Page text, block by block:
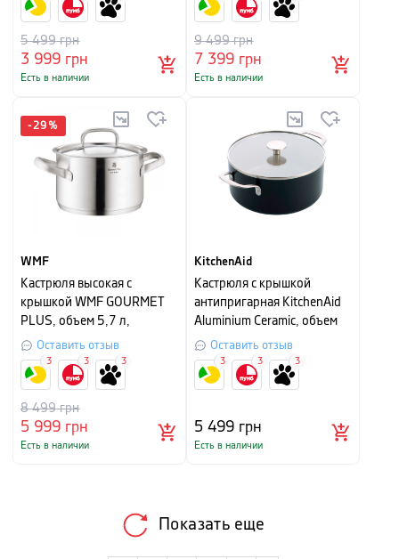
3 999 грн
5 499грн
Есть в наличии
7 399 грн
9 499грн
Есть в наличии
-29 %
WMF
Кастрюля высокая с
крышкой WMF GOURMET
PLUS, объем 5,7 л,
диаметр 24 см,
серебристый
Оставить отзыв
5 999 грн
8 499грн
Есть в наличии
3 3 3
KitchenAid
Кастрюля с крышкой
антипригарная KitchenAid
Aluminium Ceramic, объем
4,9 л, диаметр 24 см,
черный
Оставить отзыв
5 499 грн
Есть в наличии
3 3 3
Показать еще